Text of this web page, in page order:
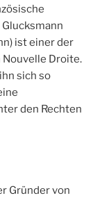
ist einer der
Droite.
sich so
den Rechten
Gründer von